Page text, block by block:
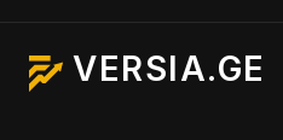
VERSIA.GE